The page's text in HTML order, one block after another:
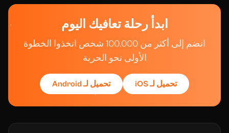
ابدأ رحلة تعافيك اليوم
انضم إلى أكثر من 100,000 شخص اتخذوا الخطوة
الأولى نحو الحرية
تحميل لـ iOS تحميل لـ Android